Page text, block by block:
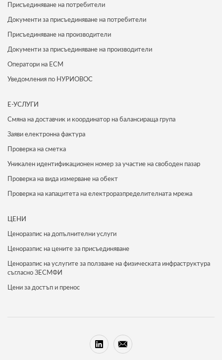
Присъединяване на потребители
Документи за присъединяване на потребители
Присъединяване на производители
Документи за присъединяване на производители
Оператори на ЕСМ
Уведомления по НУРИОВОС
Е-УСЛУГИ
Смяна на доставчик и координатор на балансираща група
Заяви електронна фактура
Проверка на сметка
Уникален идентификационен номер за участие на свободен пазар
Проверка на вида измерване на обект
Проверка на капацитета на електроразпределителната мрежа
ЦЕНИ
Ценоразпис на допълнителни услуги
Ценоразпис на цените за присъединяване
Ценоразпис на услугите за ползване на физическата инфраструктура
съгласно ЗЕСМФИ
Цени за достъп и пренос